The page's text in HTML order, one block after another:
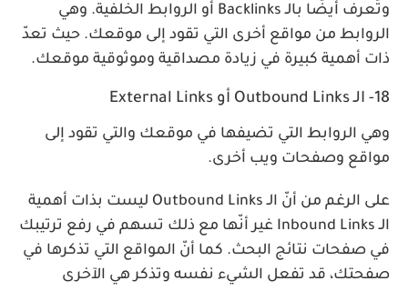
وتُعرف أيضًا بالـ Backlinks أو الروابط الخلفية. وهي
الروابط من مواقع أخرى التي تقود إلى موقعك. حيث تعدّ
ذات أهمية كبيرة في زيادة مصداقية وموثوقية موقعك.
18- الـ Outbound Links أو External Links
وهي الروابط التي تضيفها في موقعك والتي تقود إلى
مواقع وصفحات ويب أخرى.
على الرغم من أنّ الـ Outbound Links ليست بذات أهمية
الـ Inbound Links غير أنّها مع ذلك تسهم في رفع ترتيبك
في صفحات نتائج البحث. كما أنّ المواقع التي تذكرها في
صفحتك، قد تفعل الشيء نفسه وتذكر هي الآخرى